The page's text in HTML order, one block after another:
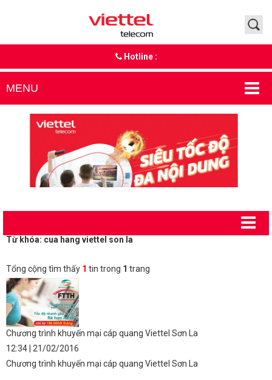
Hotline :
MENU
Từ khóa: cua hang viettel son la
Tổng cộng tìm thấy 1 tin trong 1 trang
Chương trình khuyến mại cáp quang Viettel Sơn La
12:34 | 21/02/2016
Chương trình khuyến mại cáp quang Viettel Sơn La